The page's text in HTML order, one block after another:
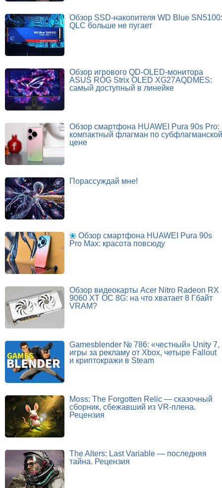
Обзор SSD-накопителя WD Blue SN5100:
QLC больше не пугает
Обзор игрового QD-OLED-монитора
ASUS ROG Strix OLED XG27AQDMES:
самый доступный в линейке
Обзор смартфона HUAWEI Pura 90s Pro:
компактный флагман по субфлагманской
цене
Порассуждай мне!
Обзор смартфона HUAWEI Pura 90s
Pro Max: красота повсюду
Обзор видеокарты Acer Nitro Radeon RX
9060 XT OC 8G: на что хватает 8 Гбайт
VRAM?
Gamesblender № 786: «честный» Unity 7,
игры за рекламу от Xbox, четыре Fallout
и криптокражи в Steam
Moss: The Forgotten Relic — сказочный
сборник, сбежавший из VR-плена.
Рецензия
The Alters: Last Variable — последняя
тайна. Рецензия